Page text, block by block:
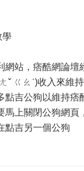
學
網站，痞酷網論壇
ˇ ㄍㄠˋ)收入來維
點吉公狗以維持痞
馬上關閉公狗網頁
點吉另一個公狗